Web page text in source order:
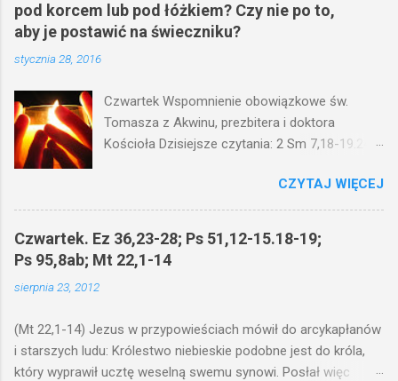
pod korcem lub pod łóżkiem? Czy nie po to,
aby je postawić na świeczniku?
stycznia 28, 2016
Czwartek Wspomnienie obowiązkowe św.
Tomasza z Akwinu, prezbitera i doktora
Kościoła Dzisiejsze czytania: 2 Sm 7,18-19.24-
(Mk 4,21-25) Jezus mówił ludowi: Czy po to
wnosi się światło, by je postawić pod korcem
lub pod łóżkiem? Czy nie po to, aby je postawić
na świeczniku? Nie ma bowiem nic ukrytego, co
by nie miało wyjść na jaw. Kto ma uszy do
wy mierzycie, odmierzą wam i jeszcze wam
dołożą. Bo kto ma, temu będzie dane; a kto nie
CZYTAJ WIĘCEJ
Czwartek. Ez 36,23-28; Ps 51,12-15.18-19;
Ps 95,8ab; Mt 22,1-14
sierpnia 23, 2012
(Mt 22,1-14) Jezus w przypowieściach mówił do arcykapłanów
i starszych ludu: Królestwo niebieskie podobne jest do króla,
który wyprawił ucztę weselną swemu synowi. Posłał więc